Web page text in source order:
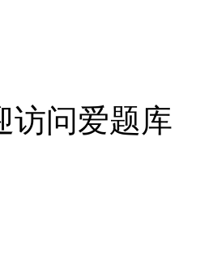
访问爱题库